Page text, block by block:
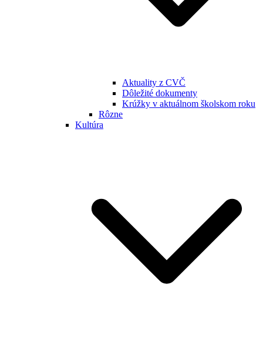
Aktuality z CVČ
Dôležité dokumenty
Krúžky v aktuálnom školskom roku
Rôzne
Kultúra